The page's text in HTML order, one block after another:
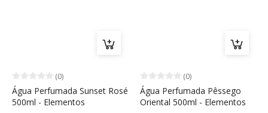
(0)
Água Perfumada Sunset Rosé
500ml - Elementos
(0)
Água Perfumada Pêssego
Oriental 500ml - Elementos